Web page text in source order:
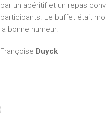
par un apéritif et un repas
participants. Le buffet était
la bonne humeur.
Françoise Duyck